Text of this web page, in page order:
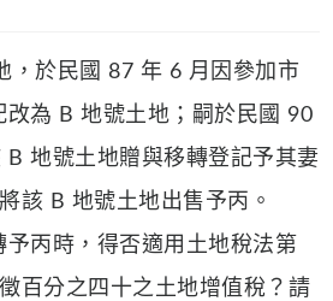
，於民國 87 年 6 月因參加市
改為 B 地號土地；嗣於民國 90
地號土地贈與移轉登記予其妻
該 B 地號土地出售予丙。
丙時，得否適用土地稅法第
百分之四十之土地增值稅？請